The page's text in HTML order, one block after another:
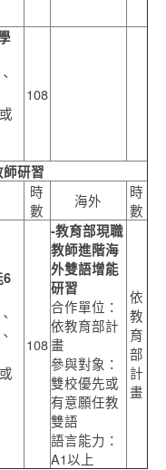
108
研習
時
數
海外
時
數
6
108
-教育部現職
教師進階海
外雙語增能
研習
合作單位：
依教育部計
畫
參與對象：
雙校優先或
有意願任教
雙語
語言能力：
A1以上
依
教
育
部
計
畫